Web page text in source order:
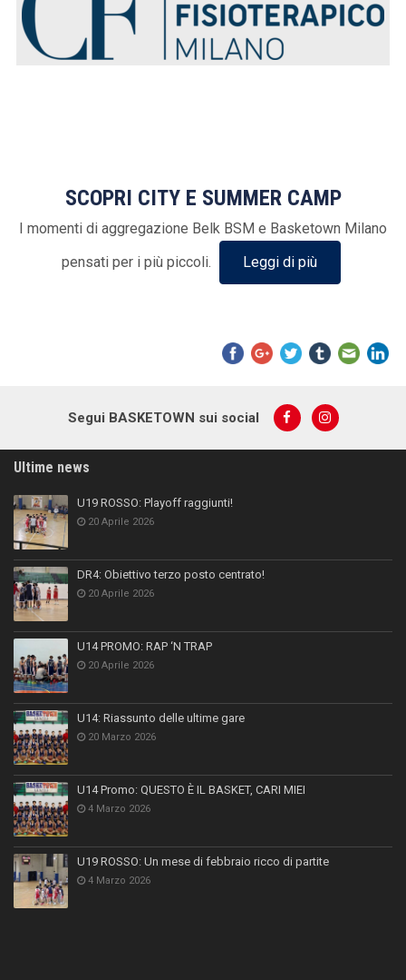
SCOPRI CITY E SUMMER CAMP
I momenti di aggregazione Belk BSM e Basketown Milano
pensati per i più piccoli.
Leggi di più
Segui BASKETOWN sui social
Ultime news
U19 ROSSO: Playoff raggiunti!
20 Aprile 2026
DR4: Obiettivo terzo posto centrato!
20 Aprile 2026
U14 PROMO: RAP ‘N TRAP
20 Aprile 2026
U14: Riassunto delle ultime gare
20 Marzo 2026
U14 Promo: QUESTO È IL BASKET, CARI MIEI
4 Marzo 2026
U19 ROSSO: Un mese di febbraio ricco di partite
4 Marzo 2026